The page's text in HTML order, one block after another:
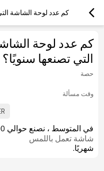
كم عدد لوحة
التي تصنعها سنويًا؟
حصة
وقت مسألة
في المتوسط ، نصنع حوالي 150،000-200،000 قطعة
شاشة تعمل باللمس
شهريًا.